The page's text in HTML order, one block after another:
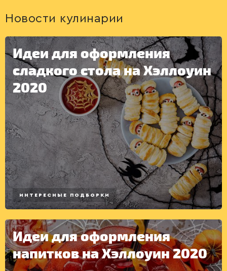
КОНСЕРВАЦИЯ
Новости кулинарии
Идеи для оформления
сладкого стола на Хэллоуин
2020
ИНТЕРЕСНЫЕ ПОДБОРКИ
Идеи для оформления
напитков на Хэллоуин 2020